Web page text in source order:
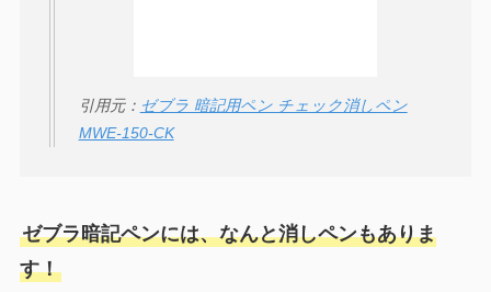
引用元： ゼブラ 暗記用ペン チェック消しペン
MWE-150-CK
ゼブラ暗記ペンには、なんと消しペンもありま
す！